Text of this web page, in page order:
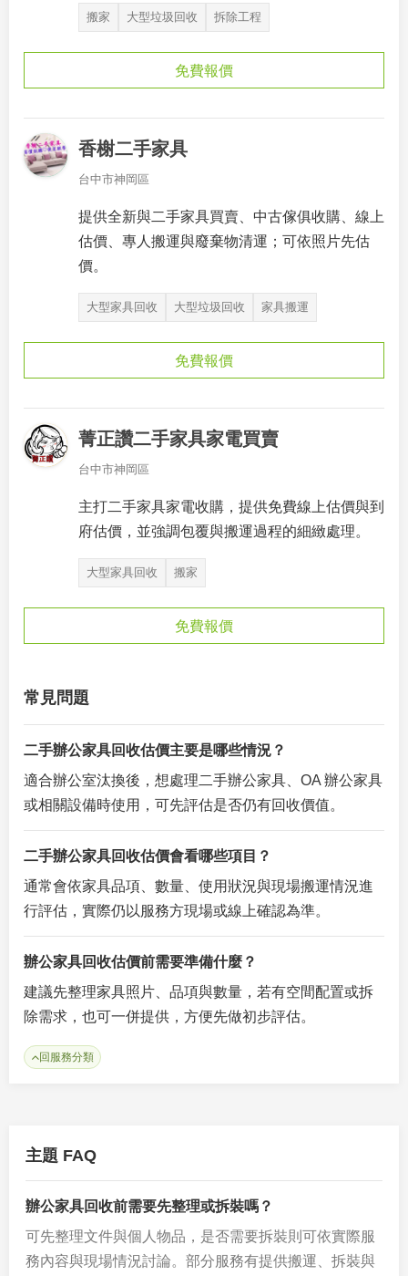
搬家 大型垃圾回收 拆除工程
免費報價
香榭二手家具
台中市神岡區
提供全新與二手家具買賣、中古傢俱收購、線上
估價、專人搬運與廢棄物清運；可依照片先估
價。
大型家具回收 大型垃圾回收 家具搬運
免費報價
菁正讚二手家具家電買賣
台中市神岡區
主打二手家具家電收購，提供免費線上估價與到
府估價，並強調包覆與搬運過程的細緻處理。
大型家具回收 搬家
免費報價
常見問題
二手辦公家具回收估價主要是哪些情況？
適合辦公室汰換後，想處理二手辦公家具、OA 辦公家具
或相關設備時使用，可先評估是否仍有回收價值。
二手辦公家具回收估價會看哪些項目？
通常會依家具品項、數量、使用狀況與現場搬運情況進
行評估，實際仍以服務方現場或線上確認為準。
辦公家具回收估價前需要準備什麼？
建議先整理家具照片、品項與數量，若有空間配置或拆
除需求，也可一併提供，方便先做初步評估。
回服務分類
主題 FAQ
辦公家具回收前需要先整理或拆裝嗎？
可先整理文件與個人物品，是否需要拆裝則可依實際服
務內容與現場情況討論。部分服務有提供搬運、拆裝與